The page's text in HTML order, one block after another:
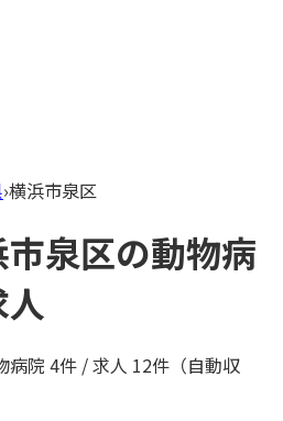
›横浜市泉区
泉区の動物病
病院 4件 / 求人 12件（自動収